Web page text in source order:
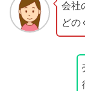
会社
どの